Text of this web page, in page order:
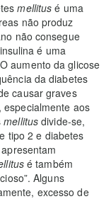
mellitus é uma
não produz
não consegue
é uma
aumento da glicose
da diabetes
causar graves
aos
mellitus divide-se,
tipo 2 e diabetes
é também
Alguns
excesso de